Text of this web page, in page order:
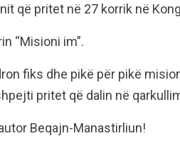
që pritet në 27 korrik në
“Misioni im”.
fiks dhe pikë për pikë
pritet që dalin në
Beqajn-Manastirliun!